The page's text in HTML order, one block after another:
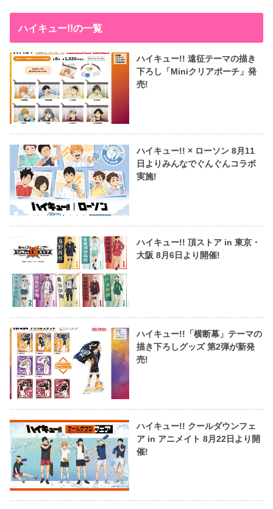
ハイキュー!!の一覧
ハイキュー!! 遠征テーマの描き
下ろし「Miniクリアポーチ」発
売!
ハイキュー!! × ローソン 8月11
日よりみんなでぐんぐんコラボ
実施!
ハイキュー!! 頂ストア in 東京・
大阪 8月6日より開催!
ハイキュー!!「横断幕」テーマの
描き下ろしグッズ 第2弾が新発
売!
ハイキュー!! クールダウンフェ
ア in アニメイト 8月22日より開
催!